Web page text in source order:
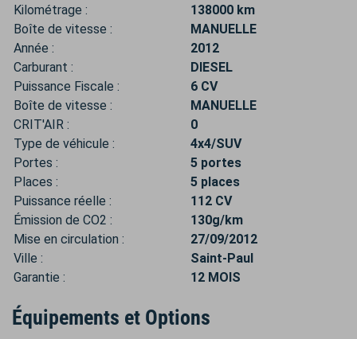
Kilométrage :
138000 km
Boîte de vitesse :
MANUELLE
Année :
2012
Carburant :
DIESEL
Puissance Fiscale :
6 CV
Boîte de vitesse :
MANUELLE
CRIT'AIR :
0
Type de véhicule :
4x4/SUV
Portes :
5 portes
Places :
5 places
Puissance réelle :
112 CV
Émission de CO2 :
130g/km
Mise en circulation :
27/09/2012
Ville :
Saint-Paul
Garantie :
12 MOIS
Équipements et Options